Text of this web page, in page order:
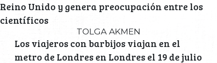
TOLGA AKMEN
Los viajeros con barbijos viajan en el
metro de Londres en Londres el 19 de julio